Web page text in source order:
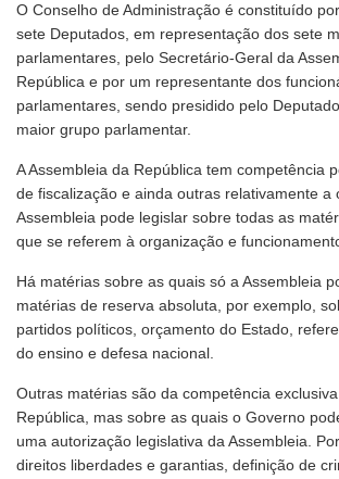
O Conselho de Administração é constituído
sete Deputados, em representação dos sete
parlamentares, pelo Secretário-Geral da
República e por um representante dos
parlamentares, sendo presidido pelo
maior grupo parlamentar.
A Assembleia da República tem competência
de fiscalização e ainda outras relativamente a
Assembleia pode legislar sobre todas as
que se referem à organização e
Há matérias sobre as quais só a Assembleia
matérias de reserva absoluta, por exemplo,
partidos políticos, orçamento do Estado,
do ensino e defesa nacional.
Outras matérias são da competência
República, mas sobre as quais o Governo
uma autorização legislativa da Assembleia.
direitos liberdades e garantias, definição de